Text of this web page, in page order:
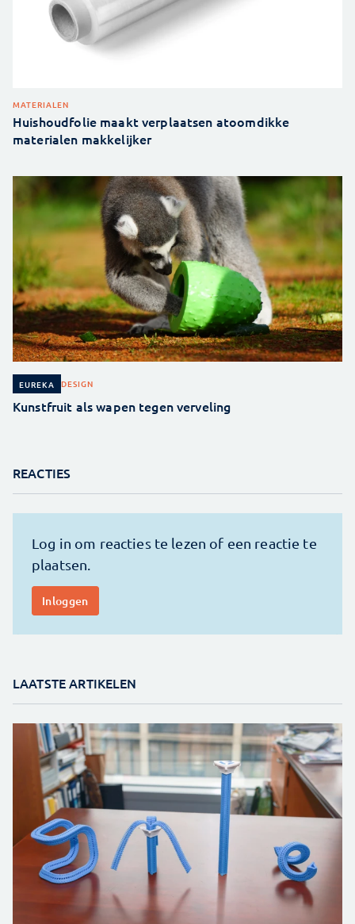
MATERIALEN
Huishoudfolie maakt verplaatsen atoomdikke
materialen makkelijker
EUREKA DESIGN
Kunstfruit als wapen tegen verveling
REACTIES
LAATSTE ARTIKELEN